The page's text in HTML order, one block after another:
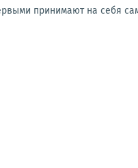
принимают на себя